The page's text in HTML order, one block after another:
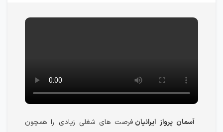
آسمان پرواز ایرانیان فرصت های شغلی زیادی را همچون